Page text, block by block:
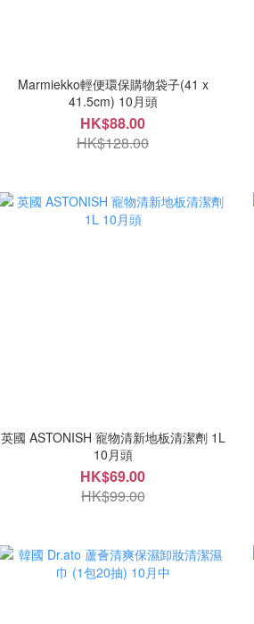
Marmiekko輕便環保購物袋子(41 x
41.5cm) 10月頭
HK$88.00
HK$128.00
英國 ASTONISH 寵物清新地板清潔劑 1L
10月頭
HK$69.00
HK$99.00